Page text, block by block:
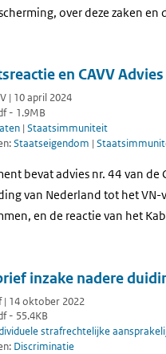
over deze zaken
en CAVV
| 10 april 2024
- 1.9MB
| Staatsimmuniteit
Staatseigendom |
bevat advies nr. 44 van de
van Nederland tot het
en de reactie van het
inzake nadere
| 14 oktober 2022
- 55.4KB
strafrechtelijke
Discriminatie